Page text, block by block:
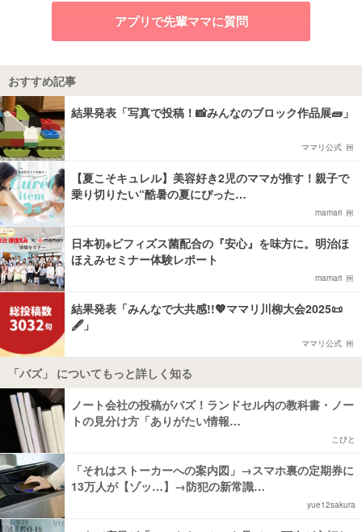
アプリで先輩ママに質問
おすすめ記事
結果発表「写真で投稿！📸みんなのブロック作品展🧱」
ママリ公式
【夏こそキュレル】美容好き2児のママが推す！親子で
乗り切りたい“酷暑の夏にぴった…
mamari
日本初※ビフィズス菌配合の『安心』を味方に。明治ほ
ほえみセミナー体験レポート
mamari
結果発表「みんなで大共感!!💖ママリ川柳大会2025📜
🖋️」
ママリ公式
「バズ」 についてもっと詳しく知る
ノート会社の投稿がバズ！ランドセル内の教科書・ノー
トの見分け方「ありがたい情報…
こびと
「それはストーカーへの案内図」→スマホ裏の定期券に
13万人が【ゾッ…】→防犯の新常識…
yue12sakura